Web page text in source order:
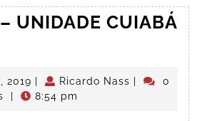
UNIDADE CUIABÁ
2019 agosto
14,
| Ricardo Nass Ricardo
|
0
| 8:54 pm